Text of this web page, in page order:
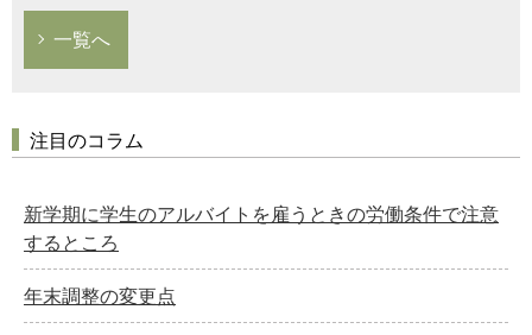
一覧へ
注目のコラム
新学期に学生のアルバイトを雇うときの労働条件で注意
するところ
年末調整の変更点